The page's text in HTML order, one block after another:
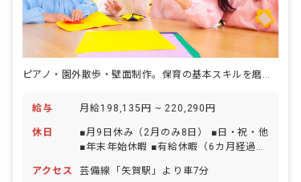
給与 月給198,135円 ~ 220,290円
休日
■月9日休み（2月のみ8日） ■日・祝・他
■年末年始休暇 ■有給休暇（6カ月経過後
途付与）
アクセス 芸備線「矢賀駅」より車7分